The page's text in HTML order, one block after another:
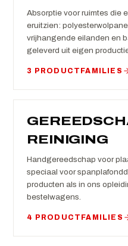
Absorptie voor ruimtes die
eruitzien:
vrijhangende eilanden en
geleverd uit eigen
3 PRODUCTFAMILIES
REINIGING
Handgereedschap voor
speciaal voor
producten als in ons
bestelwagens.
4 PRODUCTFAMILIES